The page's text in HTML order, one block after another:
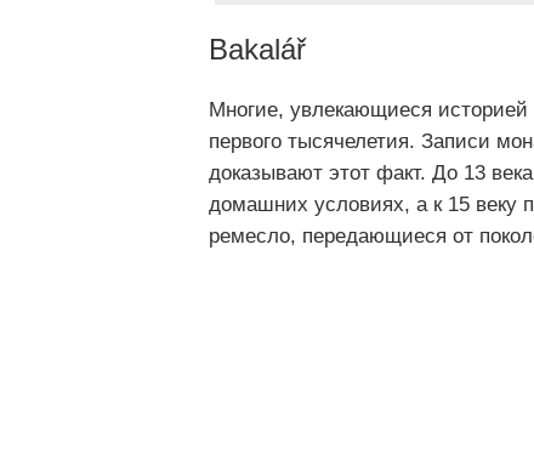
Bakalář
Многие, увлекающиеся историей
первого тысячелетия. Записи
доказывают этот факт. До 13
домашних условиях, а к 15 веку
ремесло, передающиеся от